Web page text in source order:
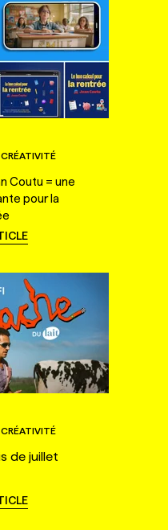
Coutu = une
pour la
de juillet